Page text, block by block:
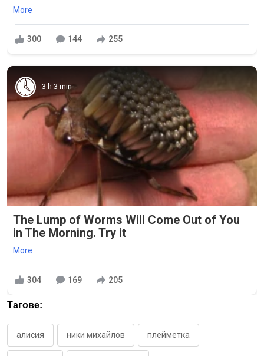
More
300 144 255
3 h 3 min
The Lump of Worms Will Come Out of You
in The Morning. Try it
More
304 169 205
Тагове:
алисия ники михайлов плейметка